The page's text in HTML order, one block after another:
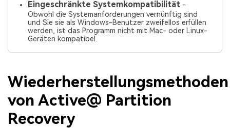
Eingeschränkte Systemkompatibilität -
Obwohl die Systemanforderungen vernünftig sind
und Sie sie als Windows-Benutzer zweifellos erfüllen
werden, ist das Programm nicht mit Mac- oder Linux-
Geräten kompatibel.
Wiederherstellungsmethoden
von Active@ Partition
Recovery